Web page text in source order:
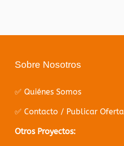
Sobre Nosotros
✅ Quiénes Somos
✅ Contacto / Publicar Oferta
Otros Proyectos: